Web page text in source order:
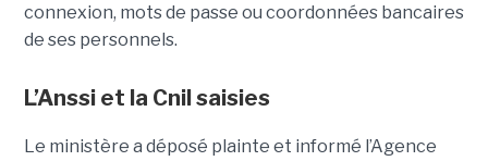
connexion, mots de passe ou coordonnées bancaires
de ses personnels.
L’Anssi et la Cnil saisies
Le ministère a déposé plainte et informé l’Agence